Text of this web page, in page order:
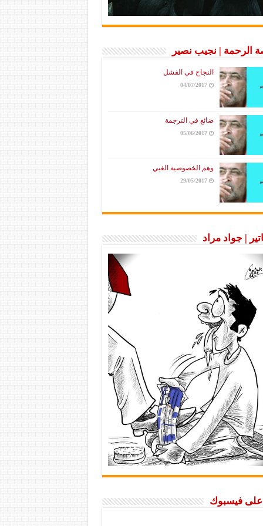
الرحمة | نجيب نصير
النجاح في الفشل
04/07/2017
ضائع في الترجمة
05/06/2017
وهم الخصوصية الغبي
29/05/2017
| جواد مراد
على فيسبوك